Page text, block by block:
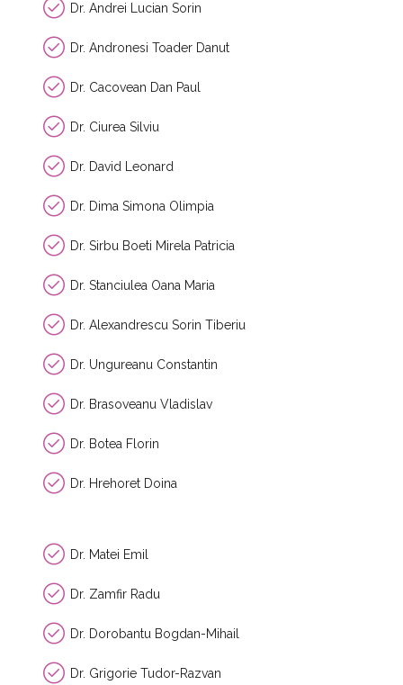
Dr. Andrei Lucian Sorin
Dr. Andronesi Toader Danut
Dr. Cacovean Dan Paul
Dr. Ciurea Silviu
Dr. David Leonard
Dr. Dima Simona Olimpia
Dr. Sirbu Boeti Mirela Patricia
Dr. Stanciulea Oana Maria
Dr. Alexandrescu Sorin Tiberiu
Dr. Ungureanu Constantin
Dr. Brasoveanu Vladislav
Dr. Botea Florin
Dr. Hrehoret Doina
Dr. Matei Emil
Dr. Zamfir Radu
Dr. Dorobantu Bogdan-Mihail
Dr. Grigorie Tudor-Razvan